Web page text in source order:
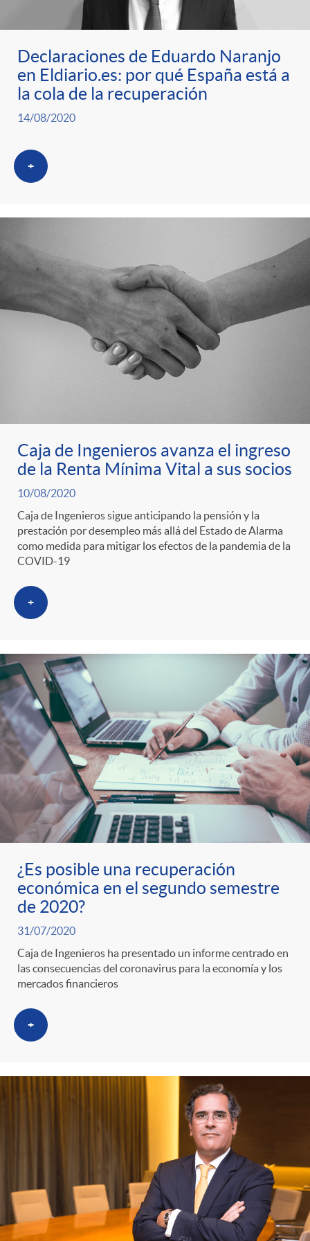
r
a
S
a
l
a
d
r
e
n
s
a
n
p
r
c
a
t
o
r
í
a
s
e
n
d
o
A
n
a
F
i
t
r
o
C
a
t
e
g
o
r
i
c
a
d
r
d
o
n
t
e
n
i
d
o
s
Declaraciones de Eduardo Naranjo
en Eldiario.es: por qué España está a
la cola de la recuperación
14/08/2020
+
Caja de Ingenieros avanza el ingreso
de la Renta Mínima Vital a sus socios
10/08/2020
Caja de Ingenieros sigue anticipando la pensión y la
prestación por desempleo más allá del Estado de Alarma
como medida para mitigar los efectos de la pandemia de la
COVID-19
+
¿Es posible una recuperación
económica en el segundo semestre
de 2020?
31/07/2020
Caja de Ingenieros ha presentado un informe centrado en
las consecuencias del coronavirus para la economía y los
mercados financieros
+